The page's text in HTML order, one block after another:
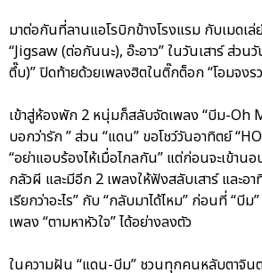
มาต่อกันที่ลานแอโรบิกข้างโรงแรม กับเมดเ
“Jigsaw (ต่อกันนะ), อ๊ะอาว” ในวันเสาร์ ส่วน
ตึ๊บ)” ปิดท้ายด้วยเพลงฮิตในติ๊กต็อก “โอมจงร
เข้าสู่ห้องพัก 2 หนุ่มก็สลับจัดเพลง “บีม-Oh
บอกว่ารัก ” ส่วน “แดน” ขอโชว์วันอาทิตย์
“อย่าแอบร้องไห้เมื่อไกลกัน” แต่ก่อนจะเข้าน
กลัวผี และมีอีก 2 เพลงให้ฟังสลับเสาร์ และอ
เรียกว่าอะไร” กับ “กลับมาได้ไหม” ก่อนที่ “บีม
เพลง “ตามหาหัวใจ” ได้อย่างลงตัว
ในความฝัน “แดน-บีม” ชวนทุกคนหลับตาจิน